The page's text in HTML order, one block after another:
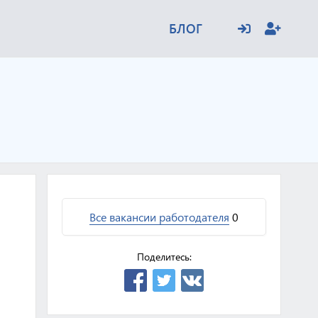
БЛОГ
Все вакансии работодателя 0
Поделитесь: